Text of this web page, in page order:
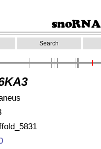
Search